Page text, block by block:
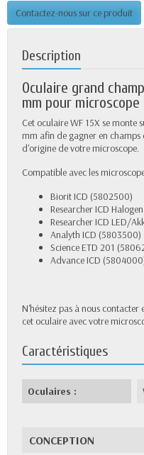
Contactez-nous sur ce produit
Description
Oculaire grand
mm pour
Cet oculaire WF 15X se monte
mm afin de gagner en
d'origine de votre microscope.
Compatible avec les
Biorit ICD (5802500)
Researcher ICD
Researcher ICD LED/
Analyth ICD (5803500)
Science ETD 201
Advance ICD
N'hésitez pas à nous
cet oculaire avec votre
Caractéristiques
Oculaires :
CONCEPTION